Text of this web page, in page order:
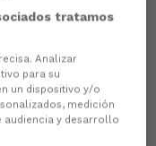
tratamos
Analizar
para su
un dispositivo y/o
medición
audiencia y desarrollo